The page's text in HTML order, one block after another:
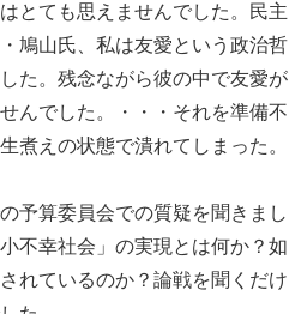
とても思えませんでした。民主
鳩山氏、私は友愛という政治哲
た。残念ながら彼の中で友愛が
んでした。・・・それを準備不
煮えの状態で潰れてしまった。
予算委員会での質疑を聞きまし
不幸社会」の実現とは何か？如
れているのか？論戦を聞くだけ